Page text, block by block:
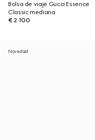
Bolsa de viaje Gucci Essence
Classic mediana
€ 2.100
Novedad